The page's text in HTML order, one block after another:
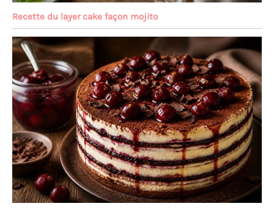
Recette du layer cake façon mojito